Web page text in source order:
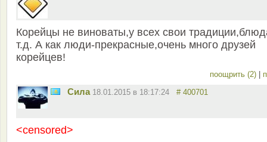
Корейцы не виноваты,у всех свои
т.д. А как люди-прекрасные,очень много друзей
корейцев!
поощрить (2)
Сила 18.01.2015 в 18:17:24 # 400701
<censored>